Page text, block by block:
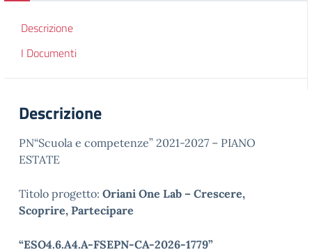
Descrizione
I Documenti
Descrizione
PN“Scuola e competenze” 2021-2027 – PIANO
ESTATE
Titolo progetto: Oriani One Lab – Crescere,
Scoprire, Partecipare
“ESO4.6.A4.A-FSEPN-CA-2026-1779”